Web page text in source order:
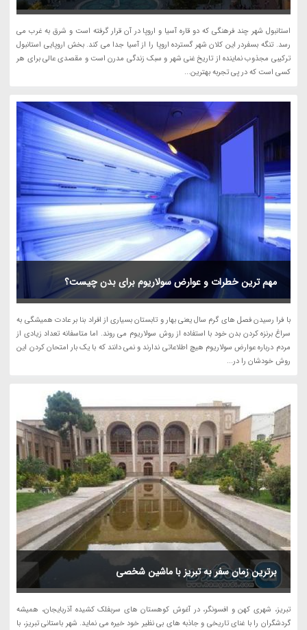
استانبول شهر چند فرهنگی که دو قاره آسیا و اروپا در آن قرار گرفته است و شرق به غرب می
رسد. تنگه بسفردر این کلان شهر گسترده اروپا را از آسیا جدا می کند. بخش اروپایی استانبول
ترکیبی مجذوب نماینده از تاریخ غنی شهر و سبک زندگی مدرن است و مقصدی عالی برای هر
کسی است که در پی تجربه بهترین...
مهم ترین خطرات و عوارض سولاریوم برای بدن چیست؟
با فرا رسیدن فصل های گرم سال یعنی بهار و تابستان بسیاری از افراد بنا بر عادت همیشگی به
سراغ برنزه کردن بدن خود با استفاده از روش سولاریوم می روند. اما متاسفانه تعداد زیادی از
مردم درباره عوارض سولاریوم هیچ اطلاعاتی ندارند و نمی دانند که با یک بار امتحان کردن این
روش خودشان را در...
برترین زمان سفر به تبریز با ماشین شخصی
تبریز، شهری کهن و افسونگر، در آغوش کوهستان های سربفلک کشیده آذربایجان، همیشه
گردشگران را با غنای تاریخی و جاذبه های بی نظیر خود خیره می نماید. شهر باستانی تبریز، با